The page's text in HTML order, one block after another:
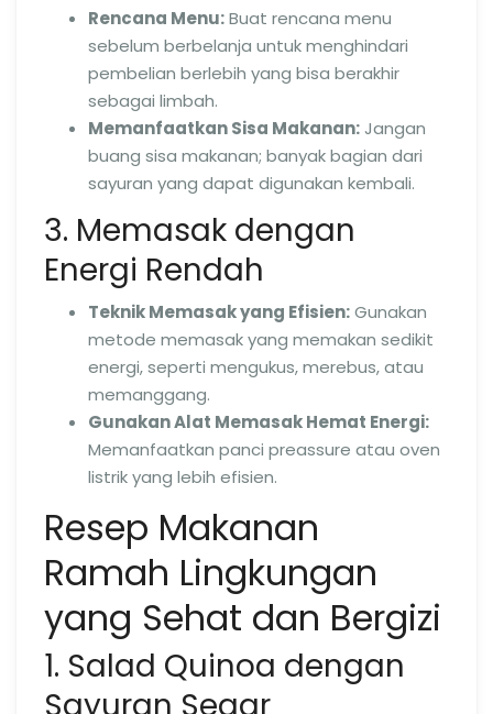
Rencana Menu:Buat rencana menu
sebelum berbelanja untuk menghindari
pembelian berlebih yang bisa berakhir
sebagai limbah.
Memanfaatkan Sisa Makanan:Jangan
buang sisa makanan; banyak bagian dari
sayuran yang dapat digunakan kembali.
3. Memasak dengan
Energi Rendah
Teknik Memasak yang Efisien:Gunakan
metode memasak yang memakan sedikit
energi, seperti mengukus, merebus, atau
memanggang.
Gunakan Alat Memasak Hemat Energi:
Memanfaatkan panci preassure atau oven
listrik yang lebih efisien.
Resep Makanan
Ramah Lingkungan
yang Sehat dan Bergizi
1. Salad Quinoa dengan